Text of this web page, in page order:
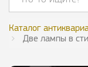
Каталог
Две лампы в